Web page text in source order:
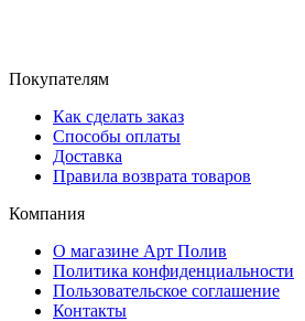
Покупателям
Как сделать заказ
Способы оплаты
Доставка
Правила возврата товаров
Компания
О магазине Арт Полив
Политика конфиденциальности
Пользовательское соглашение
Контакты